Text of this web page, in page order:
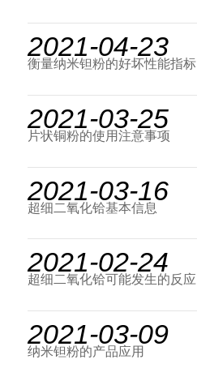
2021-04-23
衡量纳米钽粉的好坏性能指标
2021-03-25
片状铜粉的使用注意事项
2021-03-16
超细二氧化铪基本信息
2021-02-24
超细二氧化铪可能发生的反应
2021-03-09
纳米钽粉的产品应用